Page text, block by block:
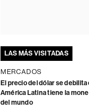
LAS MÁS VISITADAS
MERCADOS
El precio del dólar se debilita
América Latina tiene la
del mundo